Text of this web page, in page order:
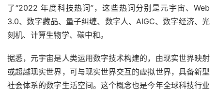
了“2022 年度科技热词”，这些热词分别是元宇宙、Web
3.0、数字藏品、量子纠缠、数字人、AIGC、数字经济、光
刻机、计算生物学、碳中和。
据悉，元宇宙是人类运用数字技术构建的，由现实世界映射
或超越现实世界，可与现实世界交互的虚拟世界，具备新型
社会体系的数字生活空间。这个概念也是今年全球科技行业